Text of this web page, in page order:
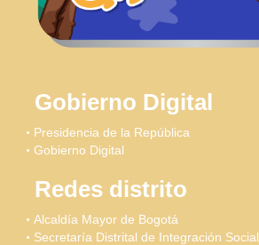
Gobierno Digital
Presidencia de la República
Gobierno Digital
Redes distrito
Alcaldía Mayor de Bogotá
Secretaría Distrital de Integración Social